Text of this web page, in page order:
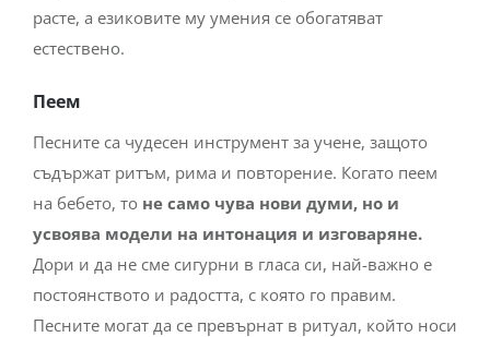
расте, а езиковите му умения се обогатяват
естествено.
Пеем
Песните са чудесен инструмент за учене, защото
съдържат ритъм, рима и повторение. Когато пеем
на бебето, тоне само чува нови думи, но и
усвоява модели на интонация и изговаряне.
Дори и да не сме сигурни в гласа си, най-важно е
постоянството и радостта, с която го правим.
Песните могат да се превърнат в ритуал, който носи